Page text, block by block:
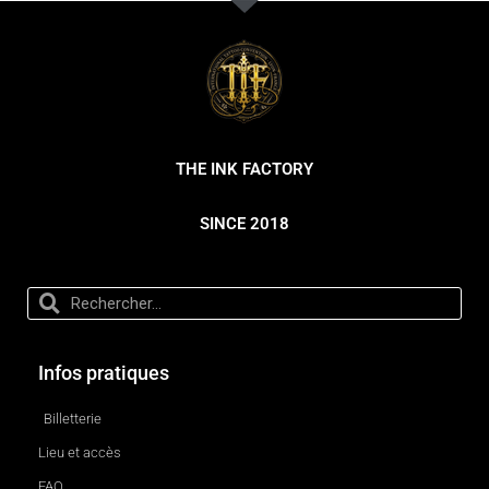
THE INK FACTORY
SINCE 2018
Infos pratiques
Billetterie
Lieu et accès